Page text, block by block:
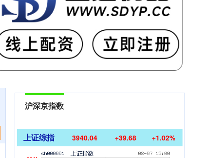
沪深京指数
上证综指 3940.04 +39.68 +1.02%